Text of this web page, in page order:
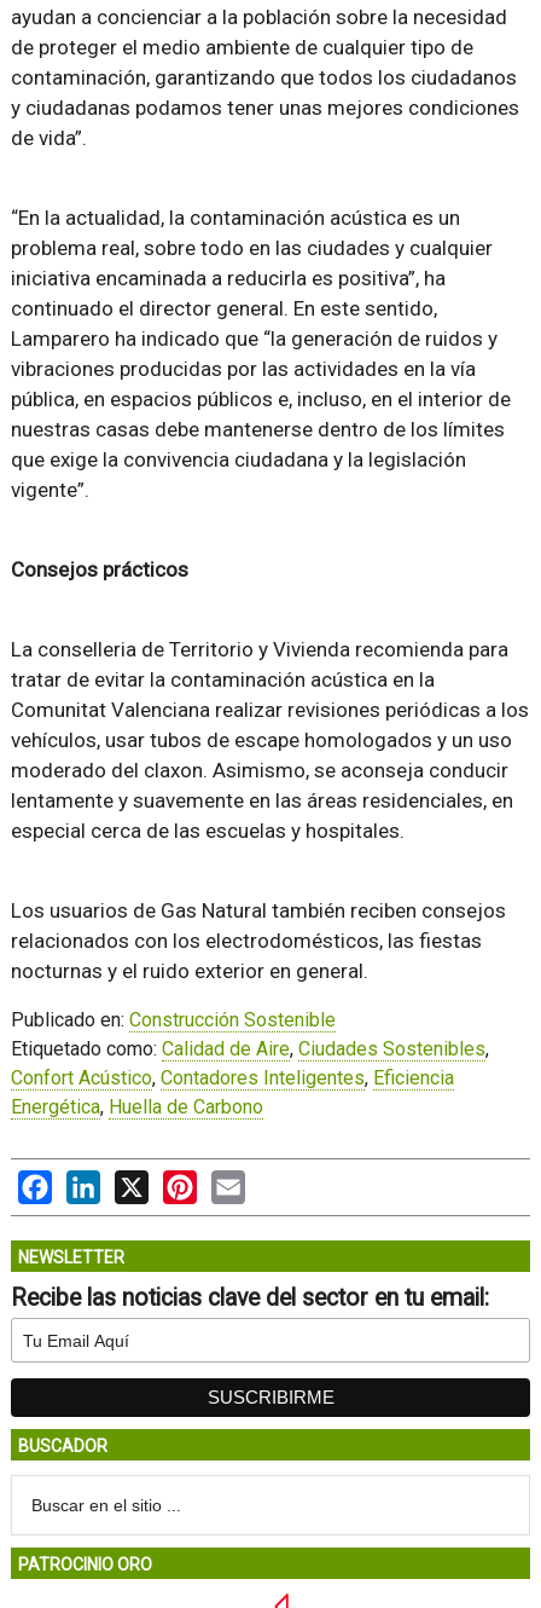
ayudan a concienciar a la población sobre la necesidad
de proteger el medio ambiente de cualquier tipo de
contaminación, garantizando que todos los ciudadanos
y ciudadanas podamos tener unas mejores condiciones
de vida”.
“En la actualidad, la contaminación acústica es un
problema real, sobre todo en las ciudades y cualquier
iniciativa encaminada a reducirla es positiva”, ha
continuado el director general. En este sentido,
Lamparero ha indicado que “la generación de ruidos y
vibraciones producidas por las actividades en la vía
pública, en espacios públicos e, incluso, en el interior de
nuestras casas debe mantenerse dentro de los límites
que exige la convivencia ciudadana y la legislación
vigente”.
Consejos prácticos
La conselleria de Territorio y Vivienda recomienda para
tratar de evitar la contaminación acústica en la
Comunitat Valenciana realizar revisiones periódicas a los
vehículos, usar tubos de escape homologados y un uso
moderado del claxon. Asimismo, se aconseja conducir
lentamente y suavemente en las áreas residenciales, en
especial cerca de las escuelas y hospitales.
Los usuarios de Gas Natural también reciben consejos
relacionados con los electrodomésticos, las fiestas
nocturnas y el ruido exterior en general.
Publicado en: Construcción Sostenible
Etiquetado como: Calidad de Aire, Ciudades Sostenibles,
Confort Acústico, Contadores Inteligentes, Eficiencia
Energética, Huella de Carbono
FacebookLinkedIn
X PinterestEmail
NEWSLETTER
Recibe las noticias clave del sector en tu email:
BUSCADOR
PATROCINIO ORO